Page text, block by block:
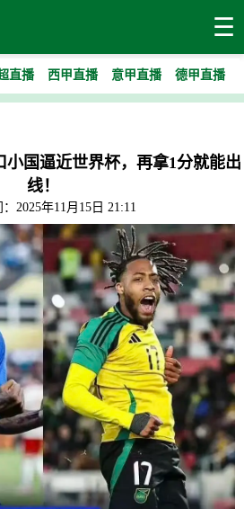
☰
直播 西甲直播 意甲直播 德甲直播
小国逼近世界杯，再拿1分就能出
线！
2025年11月15日 21:11